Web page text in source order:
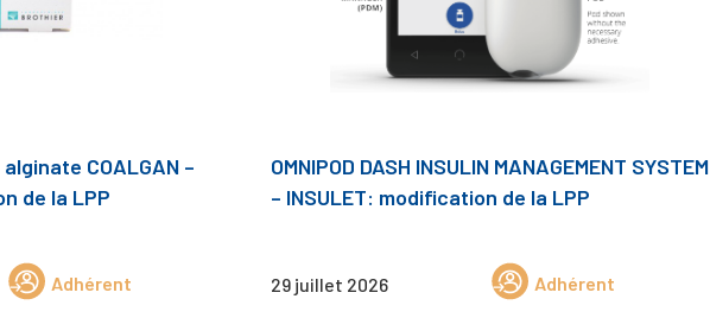
COALGAN –
de la LPP
Adhérent
OMNIPOD DASH INSULIN MANAGEMENT SYSTEM
– INSULET: modification de la LPP
29 juillet 2026 Adhérent